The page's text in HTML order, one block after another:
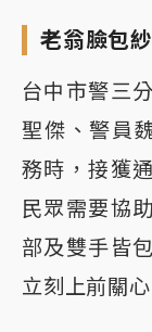
老翁臉包
台中市警三
聖傑、警員
務時，接獲
民眾需要協
部及雙手皆
立刻上前關心